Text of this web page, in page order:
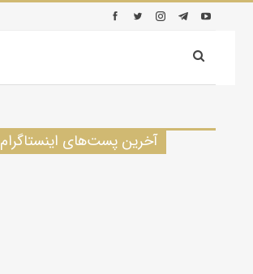
آخرین پست‌های اینستاگرام